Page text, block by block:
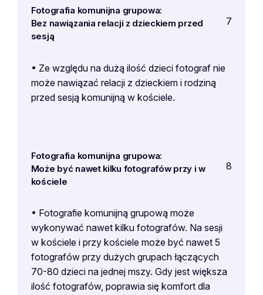
Fotografia komunijna grupowa:
Bez nawiązania relacji z dzieckiem przed
sesją
7
• Ze względu na dużą ilość dzieci fotograf nie
może nawiązać relacji z dzieckiem i rodziną
przed sesją komunijną w kościele.
Fotografia komunijna grupowa:
Może być nawet kilku fotografów przy i w
kościele
8
• Fotografie komunijną grupową może
wykonywać nawet kilku fotografów. Na sesji
w kościele i przy kościele może być nawet 5
fotografów przy dużych grupach łączących
70-80 dzieci na jednej mszy. Gdy jest większa
ilość fotografów, poprawia się komfort dla